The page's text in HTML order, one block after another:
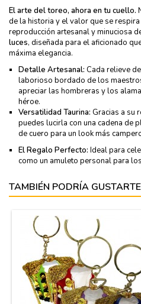
El arte del toreo, ahora en tu cuello.
de la historia y el valor que se
reproducción artesanal y minuciosa
luces, diseñada para el aficionado
máxima elegancia.
Detalle Artesanal: Cada relieve
laborioso bordado de los
apreciar las hombreras y los
héroe.
Versatilidad Taurina: Gracias a su
puedes lucirla con una cadena de
de cuero para un look más
El Regalo Perfecto: Ideal para
como un amuleto personal para
TAMBIÉN PODRÍA GUSTARTE